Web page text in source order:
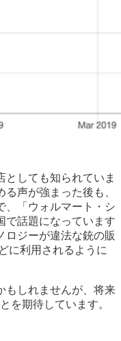
としても知られていま
声が強まった後も、
、「ウォルマート・シ
で話題になっています
ロジーが違法な銃の販
に利用されるように
もしれませんが、将来
を期待しています。